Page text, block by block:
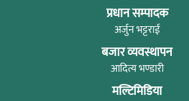
प्रधान सम्पादक
अर्जुन भट्टराई
बजार व्यवस्थापन
आदित्य भण्डारी
मल्टिमिडिया